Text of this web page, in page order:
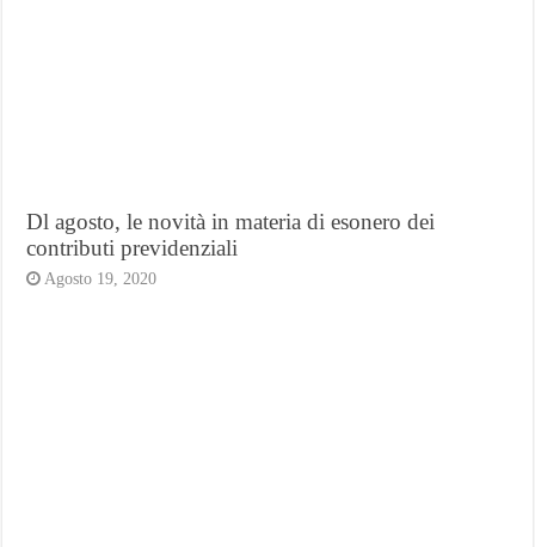
Dl agosto, le novità in materia di esonero dei
contributi previdenziali
Agosto 19, 2020